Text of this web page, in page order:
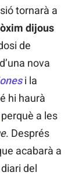
tornarà a
dijous
de
nova
i la
hi haurà
perquè a les
. Després
acabarà a
del